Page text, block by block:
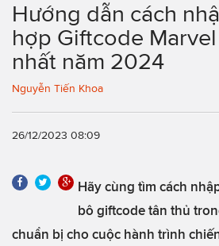
Hướng dẫn cách
hợp Giftcode
nhất năm 2024
Nguyễn Tiến Khoa
26/12/2023 08:09
Hãy cùng tìm cách
bô giftcode tân thủ
chuẩn bị cho cuộc hành trình